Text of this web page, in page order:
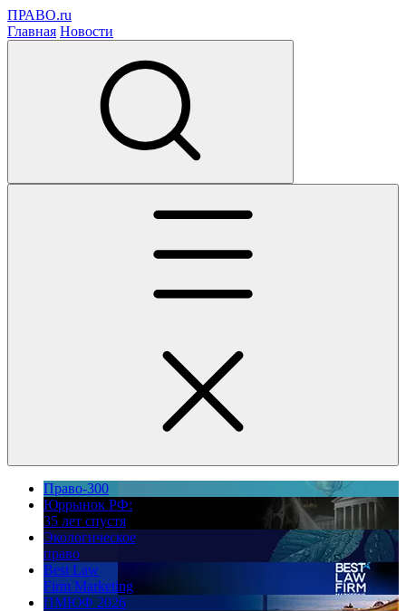
ПРАВО.ru
Главная Новости
Право-300
Юррынок РФ:
35 лет спустя
Экологическое
право
Best Law
Firm Marketing
ПМЮФ 2026